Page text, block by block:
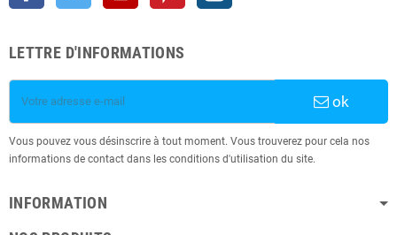
LETTRE D'INFORMATIONS
ok
Vous pouvez vous désinscrire à tout moment. Vous trouverez pour cela nos
informations de contact dans les conditions d'utilisation du site.
INFORMATION